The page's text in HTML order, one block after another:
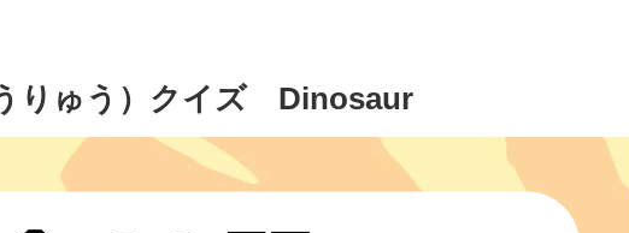
うりゅう）クイズ Dinosaur